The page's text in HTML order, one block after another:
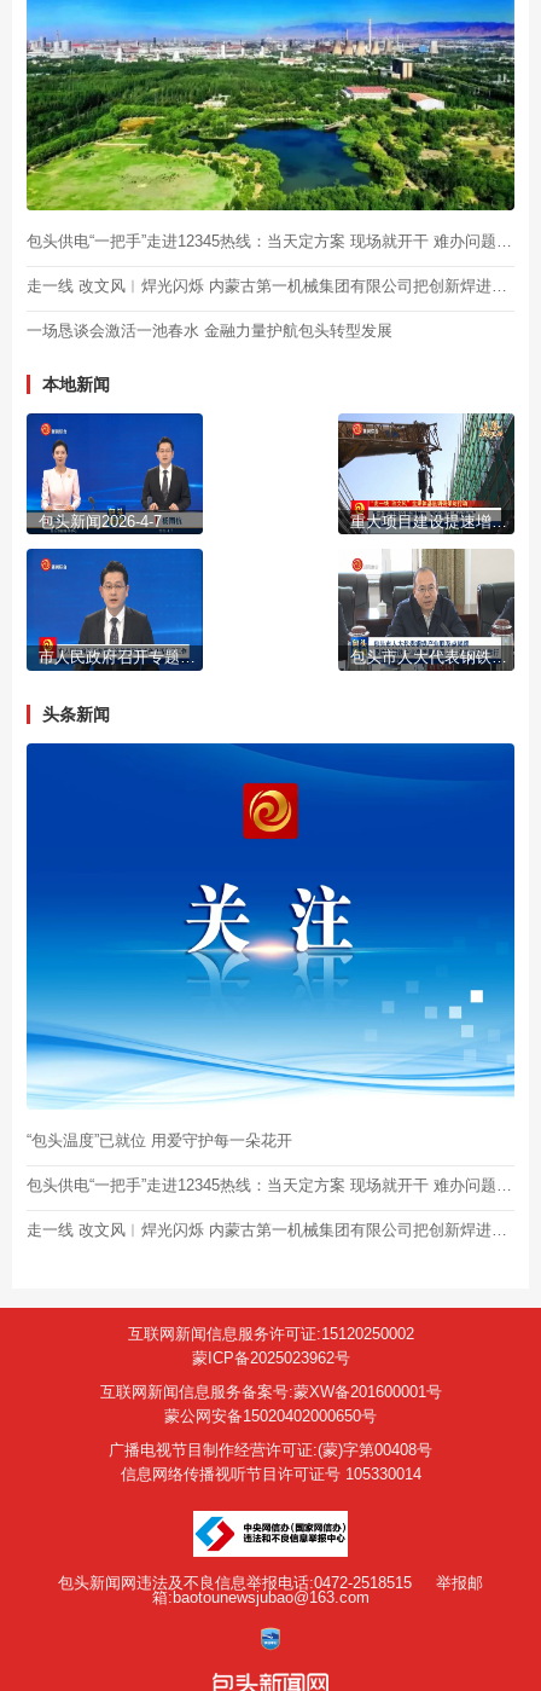
一场恳谈会激活一池春水 金融力量护航包头转型发展
本地新闻
包头新闻2026-4-7 重大项目建设提速增效 奏响春日“奋进曲”
市人民政府召开专题会议部署闲置资产盘活利用工作 包头市人大代表钢铁产业联系点揭牌暨助推钢铁产业高质量发展人大代表座谈会举行
头条新闻
“包头温度”已就位 用爱守护每一朵花开
包头供电“一把手”走进12345热线：当天定方案 现场就开干 难办问题绝不打转
走一线 改文风︱焊光闪烁 内蒙古第一机械集团有限公司把创新焊进一季度“成绩单”
互联网新闻信息服务许可证:15120250002
蒙ICP备2025023962号
互联网新闻信息服务备案号:蒙XW备201600001号
蒙公网安备15020402000650号
广播电视节目制作经营许可证:(蒙)字第00408号
信息网络传播视听节目许可证号 105330014
包头新闻网违法及不良信息举报电话:0472-2518515
举报邮
箱:baotounewsjubao@163.com